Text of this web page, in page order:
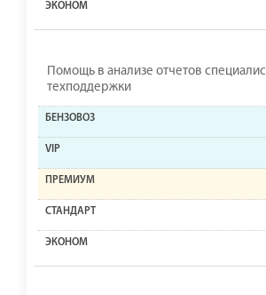
Помощь в анализе отчетов
техподдержки